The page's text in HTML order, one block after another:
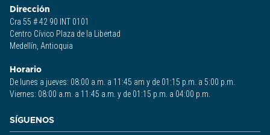
Dirección
Cra 55 # 42 90 INT 0101
Centro Cívico Plaza de la Libertad
Medellín, Antioquia
Horario
De lunes a jueves: 08:00 a.m. a 11:45 am y de 01:15 p.m. a 5:00 p.m.
Viernes: 08:00 a.m. a 11:45 a.m. y de 01:15 p.m. a 04:00 p.m.
SÍGUENOS